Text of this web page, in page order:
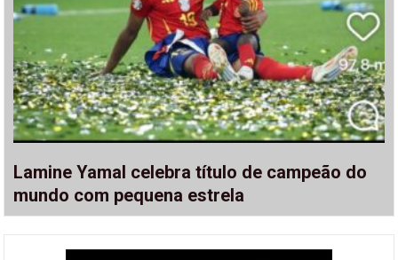
Lamine Yamal celebra título de campeão do
mundo com pequena estrela